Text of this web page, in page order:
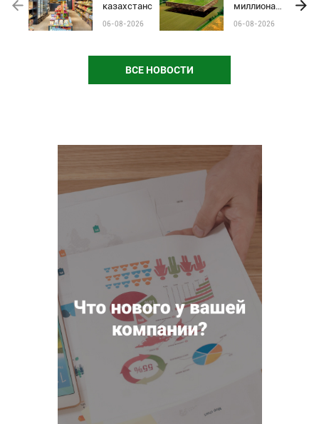
казахстанские
чёрного пиара
06-08-2026
миллиона
сельхозземель
06-08-2026
ВСЕ НОВОСТИ